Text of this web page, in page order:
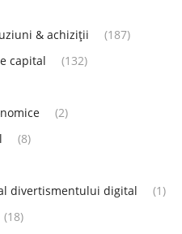
& achiziții
(187)
capital
(132)
(2)
(8)
divertismentului digital
(1)
(18)